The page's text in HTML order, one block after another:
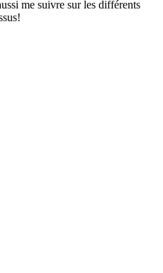
me suivre sur les différents